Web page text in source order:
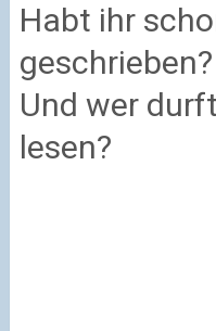
Habt ihr
geschrieben?
Und wer
lesen?